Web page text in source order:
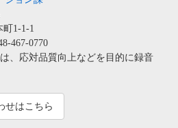
1-1-1
467-0770
、応対品質向上などを目的に録音
せはこちら